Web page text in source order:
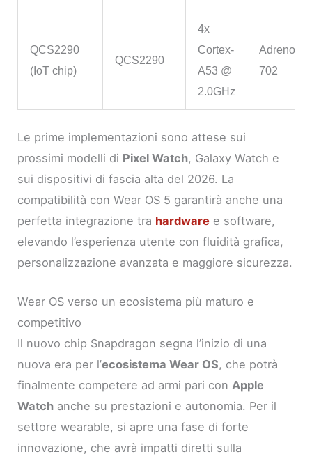
QCS2290
(IoT chip)
QCS2290
4x
Cortex-
A53 @
2.0GHz
Adreno
702
Le prime implementazioni sono attese sui
prossimi modelli di Pixel Watch, Galaxy Watch e
sui dispositivi di fascia alta del 2026. La
compatibilità con Wear OS 5 garantirà anche una
perfetta integrazione tra hardware e software,
elevando l’esperienza utente con fluidità grafica,
personalizzazione avanzata e maggiore sicurezza.
Wear OS verso un ecosistema più maturo e
competitivo
Il nuovo chip Snapdragon segna l’inizio di una
nuova era per l’ecosistema Wear OS, che potrà
finalmente competere ad armi pari conApple
Watch anche su prestazioni e autonomia. Per il
settore wearable, si apre una fase di forte
innovazione, che avrà impatti diretti sulla